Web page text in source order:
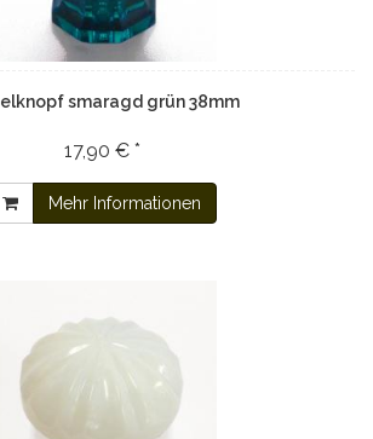
smaragd grün 38mm
17,90 € *
Mehr Informationen